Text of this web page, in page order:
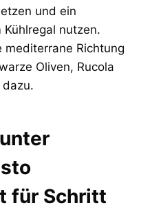
und ein
nutzen.
mediterrane Richtung
Oliven, Rucola
für Schritt